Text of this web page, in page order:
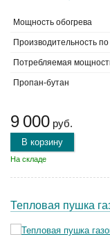
Мощность обогрева
Производительность по
Потребляемая
Пропан-бутан
9 000 руб.
В корзину
На складе
Тепловая пушка